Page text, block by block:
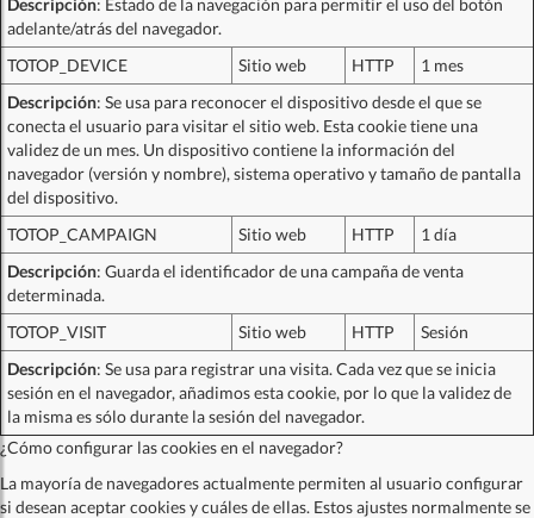
Descripción: Estado de la navegación para permitir el uso del botón
adelante/atrás del navegador.
TOTOP_DEVICE
Sitio web HTTP
1 mes
Descripción: Se usa para reconocer el dispositivo desde el que se
conecta el usuario para visitar el sitio web. Esta cookie tiene una
validez de un mes. Un dispositivo contiene la información del
navegador (versión y nombre), sistema operativo y tamaño de pantalla
del dispositivo.
TOTOP_CAMPAIGN
Sitio web HTTP
1 día
Descripción: Guarda el identificador de una campaña de venta
determinada.
TOTOP_VISIT
Sitio web HTTP
Sesión
Descripción: Se usa para registrar una visita. Cada vez que se inicia
sesión en el navegador, añadimos esta cookie, por lo que la validez de
la misma es sólo durante la sesión del navegador.
¿Cómo configurar las cookies en el navegador?
La mayoría de navegadores actualmente permiten al usuario configurar
si desean aceptar cookies y cuáles de ellas. Estos ajustes normalmente se